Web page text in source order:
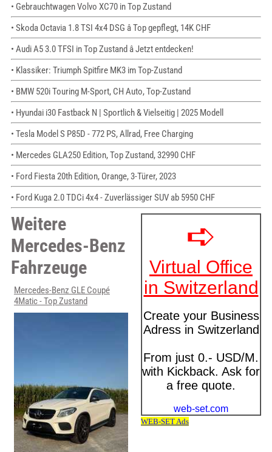
• Gebrauchtwagen Volvo XC70 in Top Zustand
• Skoda Octavia 1.8 TSI 4x4 DSG â Top gepflegt, 14K CHF
• Audi A5 3.0 TFSI in Top Zustand â Jetzt entdecken!
• Klassiker: Triumph Spitfire MK3 im Top-Zustand
• BMW 520i Touring M-Sport, CH Auto, Top-Zustand
• Hyundai i30 Fastback N | Sportlich & Vielseitig | 2025 Modell
• Tesla Model S P85D - 772 PS, Allrad, Free Charging
• Mercedes GLA250 Edition, Top Zustand, 32990 CHF
• Ford Fiesta 20th Edition, Orange, 3-Türer, 2023
• Ford Kuga 2.0 TDCi 4x4 - Zuverlässiger SUV ab 5950 CHF
Weitere
Mercedes-Benz
Fahrzeuge
Mercedes-Benz GLE Coupé
4Matic - Top Zustand